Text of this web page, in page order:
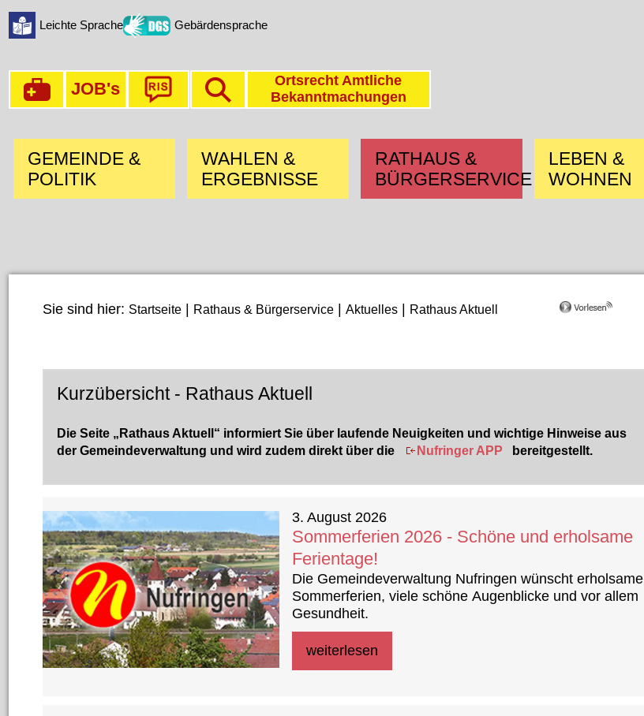
Leichte Sprache Gebärdensprache
JOB's
Ortsrecht Amtliche
Bekanntmachungen
GEMEINDE &
POLITIK
WAHLEN &
ERGEBNISSE
RATHAUS &
BÜRGERSERVICE
LEBEN &
WOHNEN
Sie sind hier: Startseite | Rathaus & Bürgerservice |Aktuelles | Rathaus Aktuell
Kurzübersicht - Rathaus Aktuell
Die Seite „Rathaus Aktuell“ informiert Sie über laufende Neuigkeiten und wichtige Hinweise aus
der Gemeindeverwaltung und wird zudem direkt über die
Nufringer APP bereitgestellt.
20 Ergebnisse gefunden 3. August 2026
Sommerferien 2026 - Schöne und erholsame
Ferientage!
Die Gemeindeverwaltung Nufringen wünscht erholsame
Sommerferien, viele schöne Augenblicke und vor allem
Gesundheit.
weiterlesen